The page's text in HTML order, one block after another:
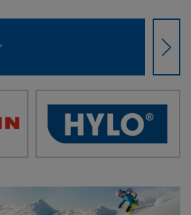
Damen